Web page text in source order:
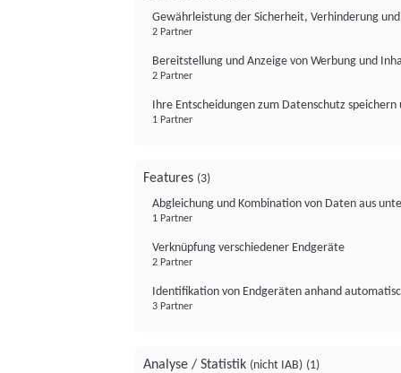
Gewährleistung der Sicherheit, Verhinderung
2 Partner
Bereitstellung und Anzeige von Werbung und
2 Partner
Ihre Entscheidungen zum Datenschutz
1 Partner
Features (3)
Abgleichung und Kombination von Daten aus
1 Partner
Verknüpfung verschiedener Endgeräte
2 Partner
Identifikation von Endgeräten anhand
3 Partner
Analyse / Statistik (nicht IAB) (1)